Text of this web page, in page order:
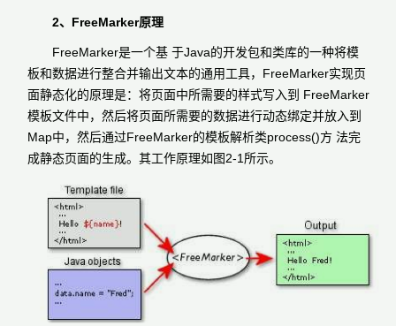
2、FreeMarker原理
FreeMarker是一个基 于Java的开发包和类库的一种将模
板和数据进行整合并输出文本的通用工具，FreeMarker实现页
面静态化的原理是：将页面中所需要的样式写入到 FreeMarker
模板文件中，然后将页面所需要的数据进行动态绑定并放入到
Map中，然后通过FreeMarker的模板解析类process()方 法完
成静态页面的生成。其工作原理如图2-1所示。